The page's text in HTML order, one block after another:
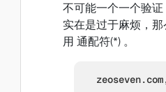
不可能一个一个验
实在是过于麻烦，
用 通配符(*) 。